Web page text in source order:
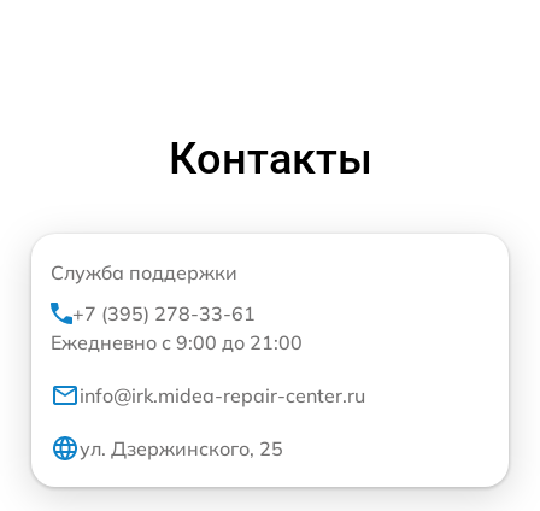
Контакты
Служба поддержки
+7 (395) 278-33-61
Ежедневно с 9:00 до 21:00
info@irk.midea-repair-center.ru
ул. Дзержинского, 25